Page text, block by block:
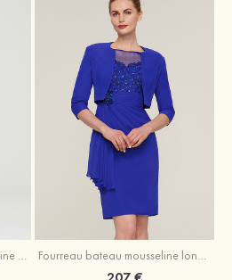
Robe trapèze scoop mousseline longueur mollet robe de mère de la mariée avec appliqué volants veste Fourreau bateau mousseline longueur genou robe de mère de la mariée avec appliqué perle plissé veste